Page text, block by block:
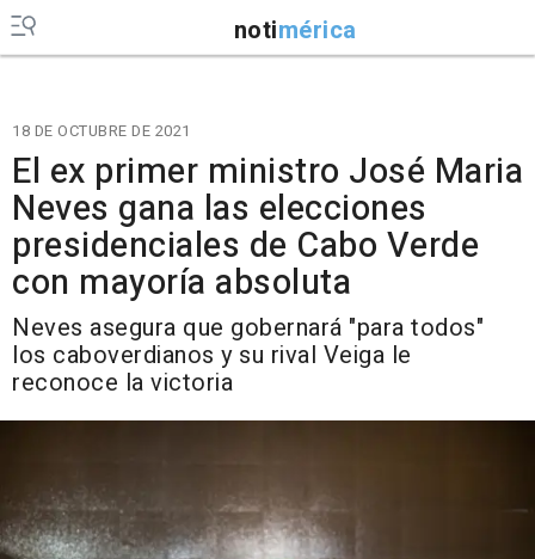
notimérica
18 DE OCTUBRE DE 2021
El ex primer ministro José Maria
Neves gana las elecciones
presidenciales de Cabo Verde
con mayoría absoluta
Neves asegura que gobernará "para todos"
los caboverdianos y su rival Veiga le
reconoce la victoria